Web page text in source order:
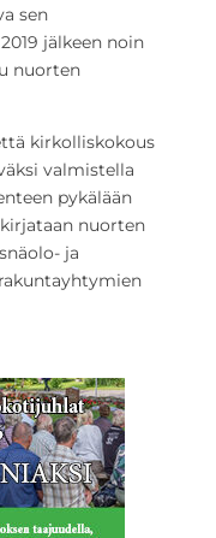
sen
jälkeen noin
nuorten
kirkolliskokous
valmistella
pykälään
nuorten
ja